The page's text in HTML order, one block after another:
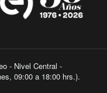
- Nivel Central -
09:00 a 18:00 hrs.).